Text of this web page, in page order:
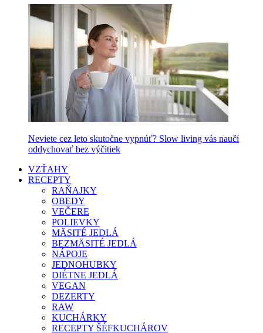
Neviete cez leto skutočne vypnúť? Slow living vás naučí
oddychovať bez výčitiek
VZŤAHY
RECEPTY
RAŇAJKY
OBEDY
VEČERE
POLIEVKY
MÄSITÉ JEDLÁ
BEZMÄSITÉ JEDLÁ
NÁPOJE
JEDNOHUBKY
DIÉTNE JEDLÁ
VEGAN
DEZERTY
RAW
KUCHÁRKY
RECEPTY ŠÉFKUCHÁROV